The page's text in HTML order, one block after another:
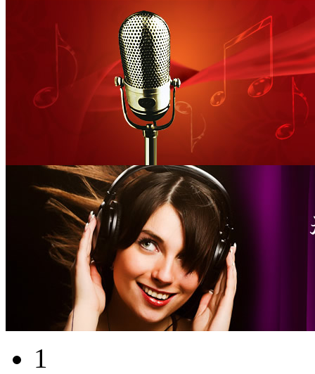
1